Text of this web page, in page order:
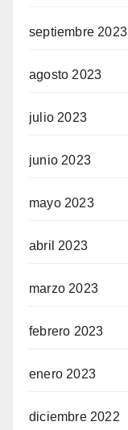
giriş
septiembre 2023
agosto 2023
julio 2023
junio 2023
mayo 2023
abril 2023
marzo 2023
febrero 2023
enero 2023
diciembre 2022